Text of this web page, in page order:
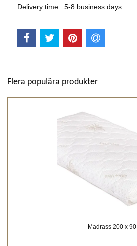
Delivery time : 5-8 business days
Flera populära produkter
Madrass 200 x 90